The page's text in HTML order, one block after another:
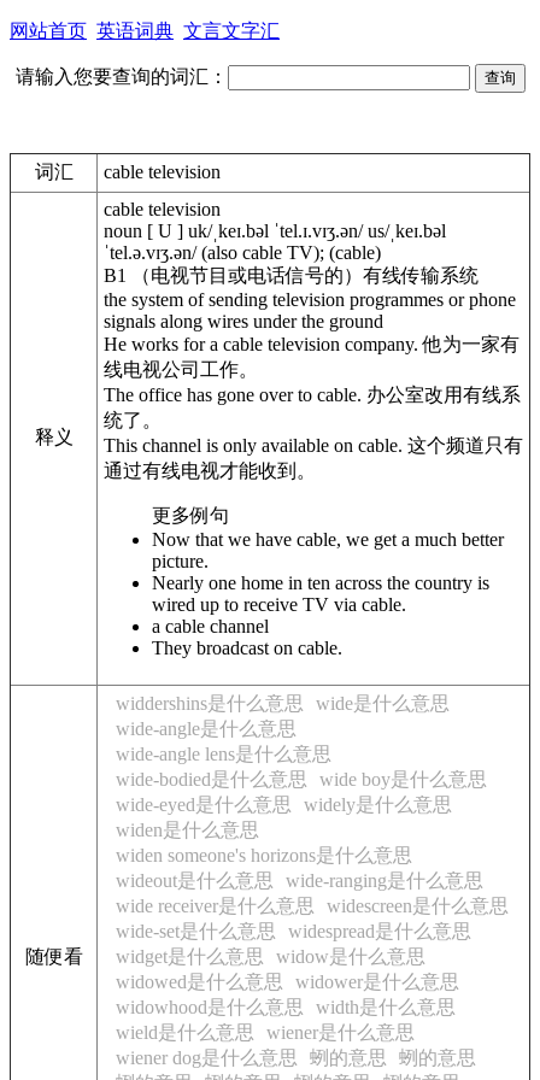
网站首页 英语词典 文言文字汇
请输入您要查询的词汇：
词汇 cable television
释义
cable television
noun [ U ] uk/ˌkeɪ.bəl ˈtel.ɪ.vɪʒ.ən/ us/ˌkeɪ.bəl
ˈtel.ə.vɪʒ.ən/ (also cable TV); (cable)
B1
（电视节目或电话信号的） 有线传输系统
the system of sending television programmes or phone
signals along wires under the ground
He works for a cable television company. 他为一家有
线电视公司工作。
The office has gone over to cable. 办公室改用有线系
统了。
This channel is only available on cable. 这个频道只有
通过有线电视才能收到。
更多例句
Now that we have cable, we get a much better
picture.
Nearly one home in ten across the country is
wired up to receive TV via cable.
a cable channel
They broadcast on cable.
随便看
widdershins是什么意思
wide是什么意思
wide-angle是什么意思
wide-angle lens是什么意思
wide-bodied是什么意思
wide boy是什么意思
wide-eyed是什么意思
widely是什么意思
widen是什么意思
widen someone's horizons是什么意思
wideout是什么意思
wide-ranging是什么意思
wide receiver是什么意思
widescreen是什么意思
wide-set是什么意思
widespread是什么意思
widget是什么意思
widow是什么意思
widowed是什么意思
widower是什么意思
widowhood是什么意思
width是什么意思
wield是什么意思
wiener是什么意思
wiener dog是什么意思
蛚的意思
蛚的意思